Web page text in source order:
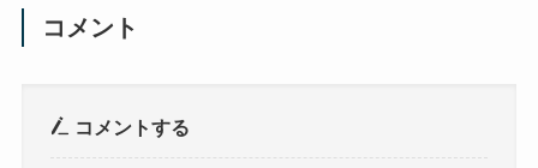
コメント
コメントする